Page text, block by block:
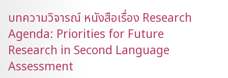
บทความวิจารณ์ หนังสือเรื่อง Research
Agenda: Priorities for Future
Research in Second Language
Assessment